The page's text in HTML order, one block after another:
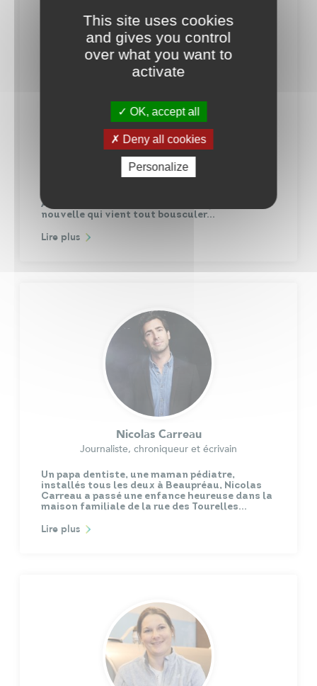
Audrey Rouleau
Aide-soignante et créatrice d'une association
Andrezéenne à qui on annonce un jour une
nouvelle qui vient tout bousculer…
Lire plus
Nicolas Carreau
Journaliste, chroniqueur et écrivain
Un papa dentiste, une maman pédiatre,
installés tous les deux à Beaupréau, Nicolas
Carreau a passé une enfance heureuse dans la
maison familiale de la rue des Tourelles…
Lire plus
This site uses cookies
and gives you control
over what you want to
activate
OK, accept all
Deny all cookies
Personalize